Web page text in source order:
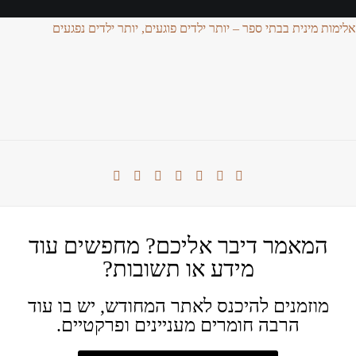
אלימות מינית בבתי ספר – יותר ילדים פוגעים, יותר ילדים נפגעים
המאמר דיבר אליכם? מחפשים עוד
מידע או תשובות?
מוזמנים להיכנס לאתר המחודש, יש בו עוד
הרבה חומרים מעניינים ופרקטיים.